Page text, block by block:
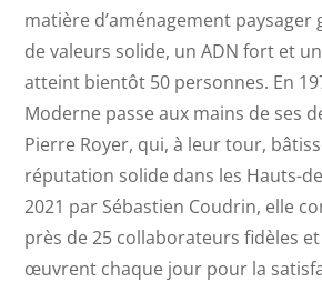
matière d’aménagement paysager
de valeurs solide, un ADN fort et
atteint bientôt 50 personnes. En
Moderne passe aux mains de ses
Pierre Royer, qui, à leur tour,
réputation solide dans les Hauts-
2021 par Sébastien Coudrin, elle
près de 25 collaborateurs fidèles
œuvrent chaque jour pour la